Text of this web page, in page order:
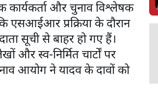
और चुनाव विश्लेषक
एसआईआर प्रक्रिया के दौरान
सूची से बाहर हो गए हैं।
और स्व-निर्मित चार्टों पर
आयोग ने यादव के दावों को